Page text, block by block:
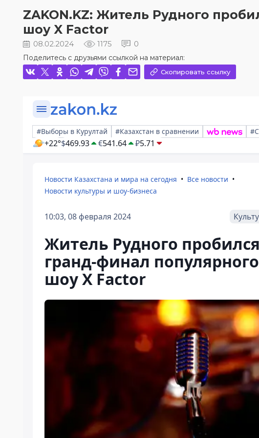
ZAKON.KZ: Житель Рудного
шоу X Factor
08.02.2024 1175 0
Поделитесь с друзьями ссылкой на материал:
Скопировать ссылку